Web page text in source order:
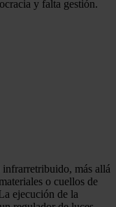
y falta gestión.
infrarretribuido, más allá
o cuellos de
ejecución de la